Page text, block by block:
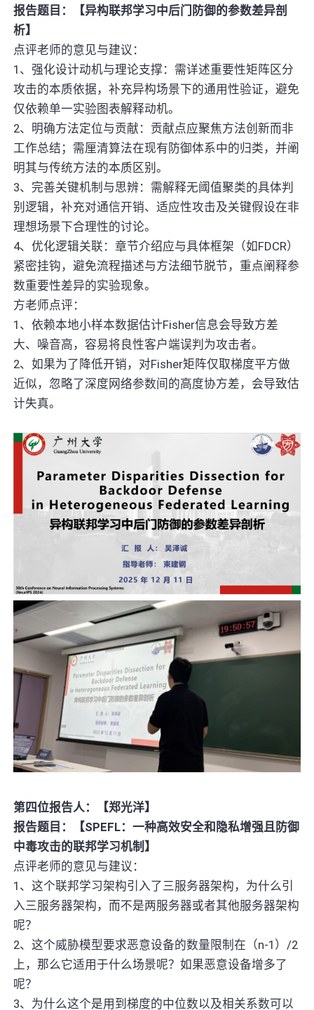
报告题目：【异构联邦学习中后门防御的参数差异剖
析】
点评老师的意见与建议：
1、强化设计动机与理论支撑：需详述重要性矩阵区分
攻击的本质依据，补充异构场景下的通用性验证，避免
仅依赖单一实验图表解释动机。
2、明确方法定位与贡献：贡献点应聚焦方法创新而非
工作总结；需厘清算法在现有防御体系中的归类，并阐
明其与传统方法的本质区别。
3、完善关键机制与思辨：需解释无阈值聚类的具体判
别逻辑，补充对通信开销、适应性攻击及关键假设在非
理想场景下合理性的讨论。
4、优化逻辑关联：章节介绍应与具体框架（如FDCR）
紧密挂钩，避免流程描述与方法细节脱节，重点阐释参
数重要性差异的实验现象。
方老师点评：
1、依赖本地小样本数据估计Fisher信息会导致方差
大、噪音高，容易将良性客户端误判为攻击者。
2、如果为了降低开销，对Fisher矩阵仅取梯度平方做
近似，忽略了深度网络参数间的高度协方差，会导致估
计失真。
第四位报告人：【郑光洋】
报告题目：【SPEFL：一种高效安全和隐私增强且防御
中毒攻击的联邦学习机制】
点评老师的意见与建议：
1、这个联邦学习架构引入了三服务器架构，为什么引
入三服务器架构，而不是两服务器或者其他服务器架构
呢？
2、这个威胁模型要求恶意设备的数量限制在（n-1）/2
上，那么它适用于什么场景呢？如果恶意设备增多了
呢？
3、为什么这个是用到梯度的中位数以及相关系数可以